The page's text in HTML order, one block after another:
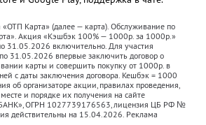
«ОТП Карта» (далее — карта). Обслуживание по
Акция «Кэшбэк 100% — 1000р. за 1000р.»
31.05.2026 включительно. Для участия
31.05.2026 впервые заключить договор о
карты и совершить покупку от 1000р. в
с даты заключения договора. Кешбэк = 1000
об организаторе акции, правилах проведения,
месте и порядке их получения на сайте
ОГРН 1027739176563, лицензия ЦБ РФ №
действительны на 15.04.2026. Реклама